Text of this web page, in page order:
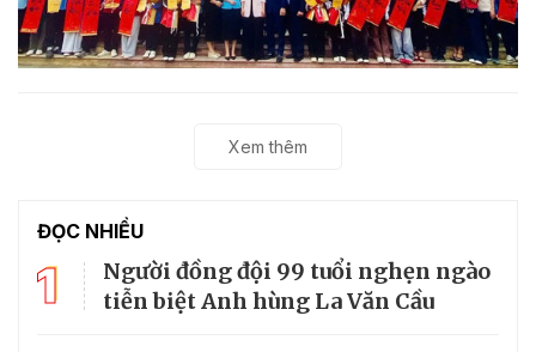
Xem thêm
ĐỌC NHIỀU
1
Người đồng đội 99 tuổi nghẹn ngào
tiễn biệt Anh hùng La Văn Cầu